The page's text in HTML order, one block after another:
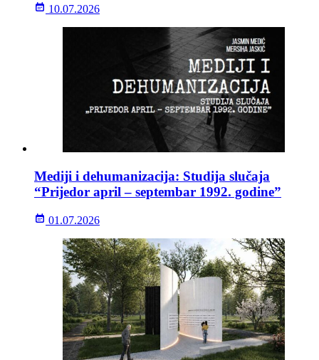
10.07.2026
Mediji i dehumanizacija: Studija slučaja
“Prijedor april – septembar 1992. godine”
01.07.2026